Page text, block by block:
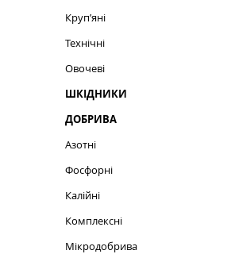
Круп’яні
Технічні
Овочеві
ШКІДНИКИ
ДОБРИВА
Азотні
Фосфорні
Калійні
Комплексні
Мікродобрива